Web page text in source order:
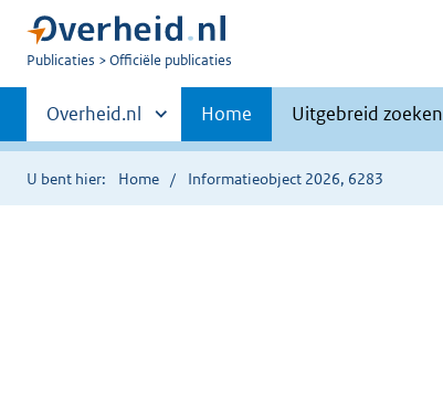
U
Publicaties Officiële publicaties
Primaire
navigatie
Andere
sites
binnen
Overheid.nl Home Uitgebreid zoeken
U bent hier: Home Informatieobject 2026, 6283